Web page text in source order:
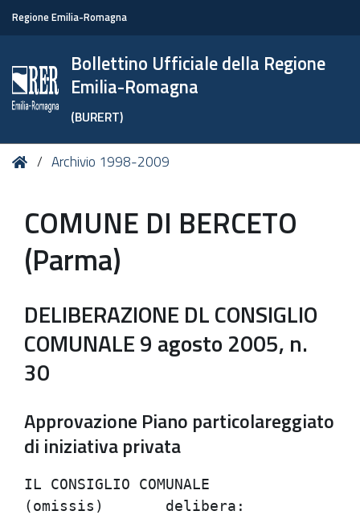
Regione Emilia-Romagna
Bollettino Ufficiale della Regione
Emilia-Romagna
(BURERT)
Tu HomeArchivio 1998-2009
COMUNE DI BERCETO
(Parma)
DELIBERAZIONE DL CONSIGLIO
COMUNALE 9 agosto 2005, n.
30
Approvazione Piano particolareggiato
di iniziativa privata
IL CONSIGLIO COMUNALE
(omissis)	delibera: